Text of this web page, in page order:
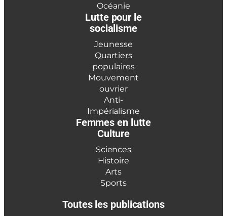
Océanie
Lutte pour le
socialisme
Jeunesse
Quartiers
populaires
Mouvement
ouvrier
Anti-
Impérialisme
Femmes en lutte
Culture
Sciences
Histoire
Arts
Sports
Toutes les publications